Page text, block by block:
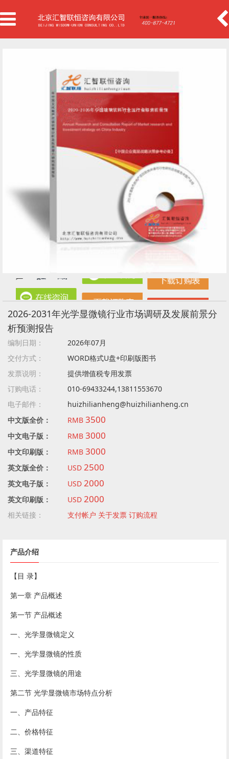
2026-2031年光学显微镜行业市场调研及发展前景分
析预测报告
编制日期：
2026年07月
交付方式：
WORD格式U盘+印刷版图书
发票说明：
提供增值税专用发票
订购电话：
010-69433244,13811553670
电子邮件：
huizhilianheng@huizhilianheng.cn
中文版全价：
RMB3500
中文电子版： RMB3000
中文印刷版： RMB3000
英文版全价： USD2500
英文电子版： USD2000
英文印刷版： USD2000
相关链接： 支付帐户 关于发票订购流程
产品介绍
【目 录】
第一章 产品概述
第一节 产品概述
一、光学显微镜定义
一、光学显微镜的性质
三、光学显微镜的用途
第二节 光学显微镜市场特点分析
一、产品特征
二、价格特征
三、渠道特征